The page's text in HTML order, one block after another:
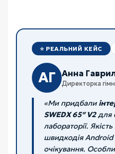
⭐ РЕАЛЬНИЙ КЕЙС
АГ Анна
Директорка
«Ми придбали
SWEDX 65″ V2для
лабораторії.
швидкодія
очікування.